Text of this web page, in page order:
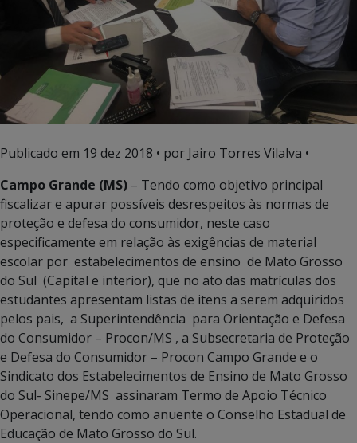
Publicado em 19 dez 2018 • por Jairo Torres Vilalva •
Campo Grande (MS) – Tendo como objetivo principal
fiscalizar e apurar possíveis desrespeitos às normas de
proteção e defesa do consumidor, neste caso
especificamente em relação às exigências de material
escolar por estabelecimentos de ensino de Mato Grosso
do Sul (Capital e interior), que no ato das matrículas dos
estudantes apresentam listas de itens a serem adquiridos
pelos pais, a Superintendência para Orientação e Defesa
do Consumidor – Procon/MS , a Subsecretaria de Proteção
e Defesa do Consumidor – Procon Campo Grande e o
Sindicato dos Estabelecimentos de Ensino de Mato Grosso
do Sul- Sinepe/MS assinaram Termo de Apoio Técnico
Operacional, tendo como anuente o Conselho Estadual de
Educação de Mato Grosso do Sul.